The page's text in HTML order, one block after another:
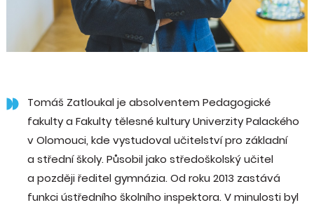
Tomáš Zatloukal je absolventem Pedagogické
fakulty a Fakulty tělesné kultury Univerzity Palackého
v Olomouci, kde vystudoval učitelství pro základní
a střední školy. Působil jako středoškolský učitel
a později ředitel gymnázia. Od roku 2013 zastává
funkci ústředního školního inspektora. V minulosti byl